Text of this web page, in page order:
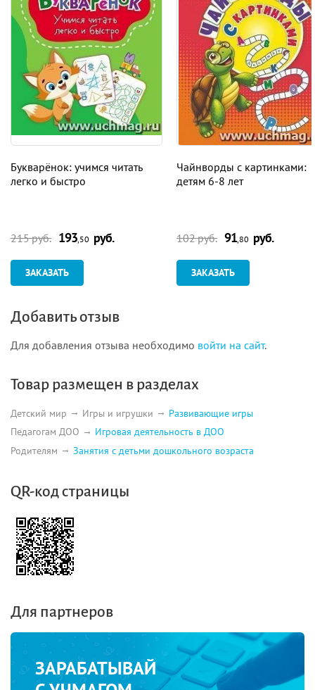
Букварёнок: учимся читать
легко и быстро
215 руб. 193 ,50 руб.
ЗАКАЗАТЬ
Чайнворды с картинками:
детям 6-8 лет
102 руб. 91 ,80 руб.
ЗАКАЗАТЬ
Добавить отзыв
Для добавления отзыва необходимо войти на сайт.
Товар размещен в разделах
Детский мир Игры и игрушки
Развивающие игры
Педагогам ДОО
Игровая деятельность в ДОО
Родителям
Занятия с детьми дошкольного возраста
QR-код страницы
Для партнеров
ЗАРАБАТЫВАЙ